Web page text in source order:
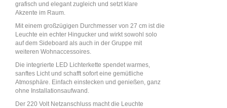
grafisch und elegant zugleich und setzt klare
Akzente im Raum.
Mit einem großzügigen Durchmesser von 27 cm ist die
Leuchte ein echter Hingucker und wirkt sowohl solo
auf dem Sideboard als auch in der Gruppe mit
weiteren Wohnaccessoires.
Die integrierte LED Lichterkette spendet warmes,
sanftes Licht und schafft sofort eine gemütliche
Atmosphäre. Einfach einstecken und genießen, ganz
ohne Installationsaufwand.
Der 220 Volt Netzanschluss macht die Leuchte